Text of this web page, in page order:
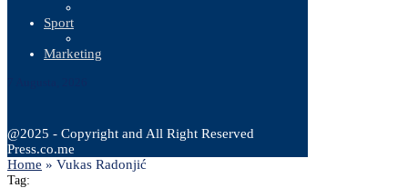
Sport
Marketing
@2025 - Copyright and All Right Reserved
Press.co.me
Home » Vukas Radonjić
Tag: